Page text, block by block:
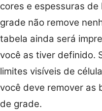
cores e espessuras
grade não remove
tabela ainda será
você as tiver definido.
limites visíveis de
você deve remover as
de grade.